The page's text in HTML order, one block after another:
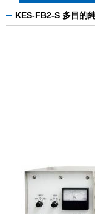
KES-FB2-S 多目的